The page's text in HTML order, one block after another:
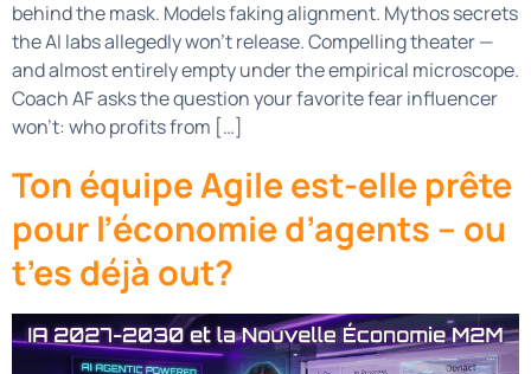
behind the mask. Models faking alignment. Mythos secrets
the AI labs allegedly won’t release. Compelling theater —
and almost entirely empty under the empirical microscope.
Coach AF asks the question your favorite fear influencer
won’t: who profits from […]
Ton équipe Agile est-elle prête
pour l’économie d’agents – ou
t’es déjà out?